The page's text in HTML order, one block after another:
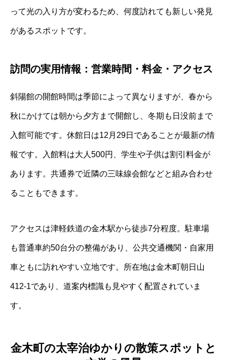
って光の入り方が変わるため、何度訪れても新しい発見
があるスポットです。
訪問の実用情報：営業時間・料金・アクセス
斜陽館の開館時間は季節によって異なりますが、春から
秋にかけては朝から夕方まで開館し、冬期も日没前まで
入館可能です。休館日は12月29日であることが最新の情
報です。入館料は大人500円、学生や子供は割引料金が
あります。共通券で近隣の三味線会館などと組み合わせ
ることもできます。
アクセスは津軽鉄道の金木駅から徒歩7分程度。駐車場
も普通車約50台分の整備があり、公共交通機関・自家用
車ともに訪れやすい立地です。所在地は金木町朝日山
412‐1であり、道案内標識も見やすく配置されていま
す。
金木町の太宰治ゆかりの散策スポットと